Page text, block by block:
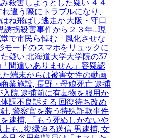
違う際にトラブルになり、
ね飛ばし逃走か 大阪・守口
誘拐殺害事件から２３年…現
で市民ら悼む「風化させな
モードのスマホをリュックに
疑い 北海道大学大学院の37
間違いありません」容疑認
端末からは被害女性の動画
業施設, 長野・母娘死亡 逮捕
院 逮捕前に有毒物を服用か
調不良訴える 回復待ち改め
, 警察官を装う特殊詐欺事件
逮捕, 「もう死ぬしかないや
も…復縁迫る送信 男逮捕, 女